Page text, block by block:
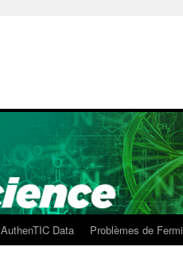
AuthenTIC Data Problèmes de Fermi